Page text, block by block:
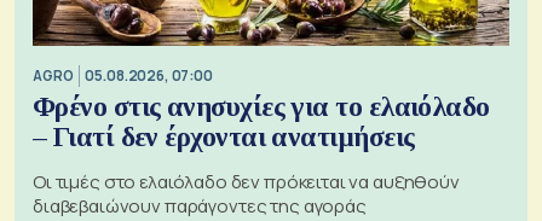
AGRO 05.08.2026, 07:00
Φρένο στις ανησυχίες για το ελαιόλαδο
– Γιατί δεν έρχονται ανατιμήσεις
Οι τιμές στο ελαιόλαδο δεν πρόκειται να αυξηθούν
διαβεβαιώνουν παράγοντες της αγοράς